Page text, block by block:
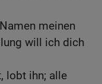
meinen
will ich dich
lobt ihn; alle